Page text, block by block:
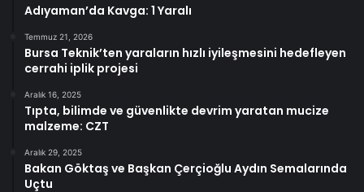
Adıyaman’da Kavga: 1 Yaralı
Temmuz 21, 2026
Bursa Teknik’ten yaraların hızlı iyileşmesini hedefleyen
cerrahi iplik projesi
Aralık 16, 2025
Tıpta, bilimde ve güvenlikte devrim yaratan mucize
malzeme: CZT
Aralık 29, 2025
Bakan Göktaş ve Başkan Çerçioğlu Aydın Semalarında
Uçtu